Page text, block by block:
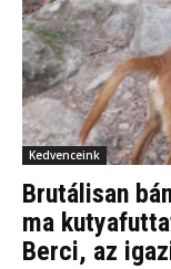
Kedvenceink
Brutálisan
ma
Berci, az